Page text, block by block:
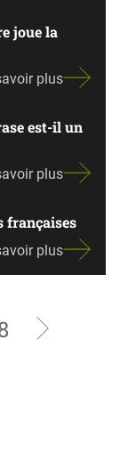
joue la
plus
est-il un
plus
françaises
plus